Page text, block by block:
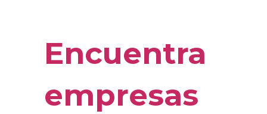
Encuentra
empresas